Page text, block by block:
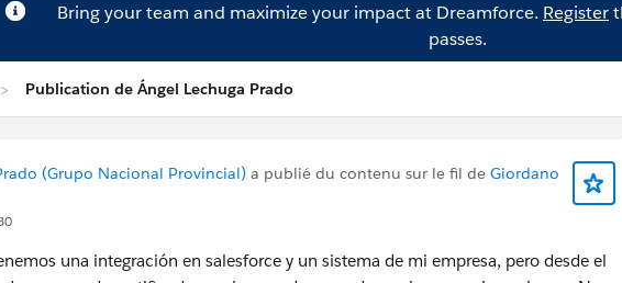
Bring your team and maximize your impact at Dreamforce. Register
passes.
Publication de Ángel Lechuga Prado
(Grupo Nacional Provincial) a publié du contenu sur le fil de Giordano
una integración en salesforce y un sistema de mi empresa, pero desde el